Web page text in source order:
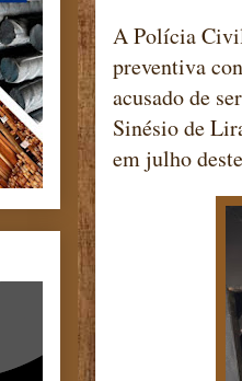
A Polícia
preventiva
acusado de
Sinésio de
em julho